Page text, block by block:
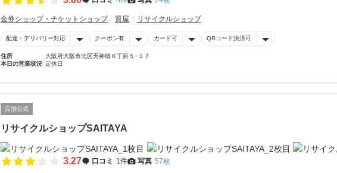
金券ショップ・チケットショップ 質屋 リサイクルショップ
配達・デリバリー対応 クーポン有 カード可 QRコード決済可
住所
大阪府大阪市北区天神橋６丁目５−１７
本日の営業状況 定休日
店舗公式
リサイクルショップSAITAYA
3.27 口コミ 1件 写真 57枚